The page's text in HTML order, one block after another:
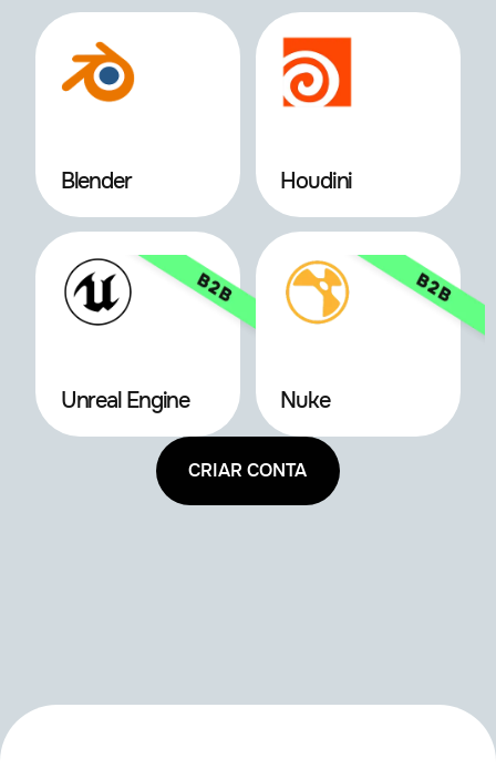
Blender Houdini
Unreal Engine Nuke
CRIAR CONTA